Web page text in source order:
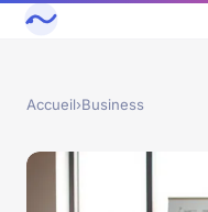
Accueil›Business